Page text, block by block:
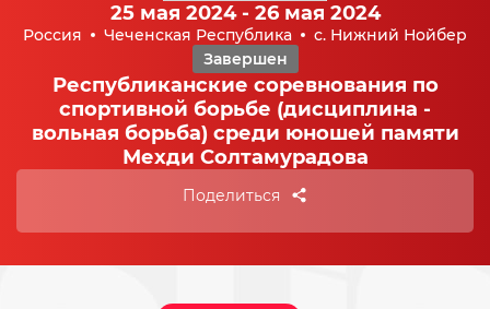
25 мая 2024 - 26 мая 2024
Россия Чеченская Республика
с. Нижний Нойбер
Завершен
Республиканские соревнования по
спортивной борьбе (дисциплина -
вольная борьба) среди юношей памяти
Мехди Солтамурадова
Поделиться